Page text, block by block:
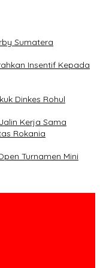
Sumatera
Insentif Kepada
Dinkes Rohul
Kerja Sama
Rokania
Turnamen Mini